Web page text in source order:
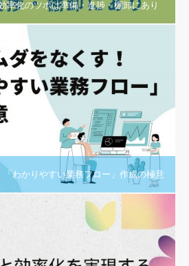
率化のツボは準備・進捗・棚卸にあり
わかりやすい業務フロー」作成の極意